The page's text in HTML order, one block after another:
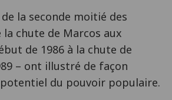
la seconde moitié des
la chute de Marcos aux
de 1986 à la chute de
– ont illustré de façon
du pouvoir populaire.